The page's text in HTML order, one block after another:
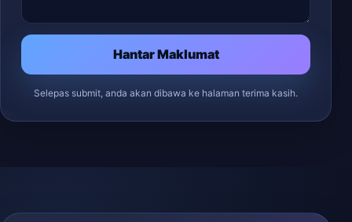
Hantar Maklumat
Selepas submit, anda akan dibawa ke halaman terima kasih.